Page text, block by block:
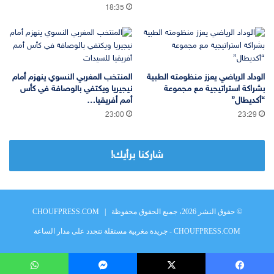
18:35
الوداد الرياضي يعزز منظومته الطبية
بشراكة استراتيجية مع مجموعة
“أكديطال”
23:29
المنتخب المغربي النسوي ينهزم أمام
نيجيريا ويكتفي بالوصافة في كأس
أمم أفريقيا…
23:00
شاركنا برأيك!
© حقوق النشر 2026، جميع الحقوق محفوظة | CHOUFPRESS.COM
CHOUFPRESS.COM - جريدة مغربية مستقلة تتجدد على مدار الساعة